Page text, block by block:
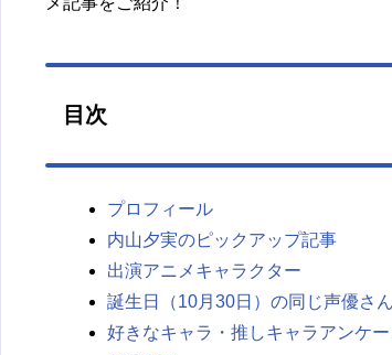
目次
プロフィール
内山夕実のピックアップ記事
出演アニメキャラクター
誕生日（10月30日）の同じ声優さん
好きなキャラ・推しキャラアンケー